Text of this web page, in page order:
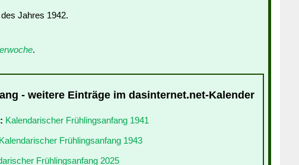
des Jahres 1942.
.
- weitere Einträge im dasinternet.net-Kalender
Kalendarischer Frühlingsanfang 1941
Kalendarischer Frühlingsanfang 1943
Frühlingsanfang 2025